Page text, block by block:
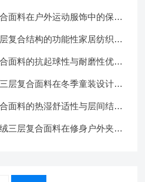
面料在户外运动服饰中的保暖
复合结构的功能性家居纺织品
面料的抗起球性与耐磨性优化
层复合面料在冬季童装设计中
面料的热湿舒适性与层间结合
三层复合面料在修身户外夹克